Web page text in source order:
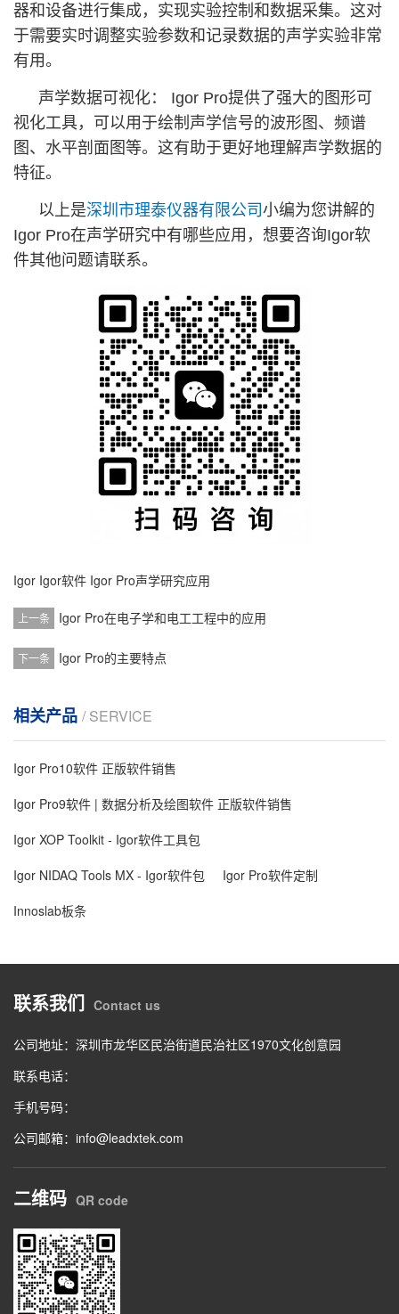
器和设备进行集成，实现实验控制和数据采集。这对
于需要实时调整实验参数和记录数据的声学实验非常
有用。
声学数据可视化： Igor Pro提供了强大的图形可
视化工具，可以用于绘制声学信号的波形图、频谱
图、水平剖面图等。这有助于更好地理解声学数据的
特征。
以上是深圳市理泰仪器有限公司 小编为您讲解的
Igor Pro在声学研究中有哪些应用，想要咨询Igor软
件其他问题请联系。
Igor Igor软件 Igor Pro声学研究应用
上一条 Igor Pro在电子学和电工工程中的应用
下一条 Igor Pro的主要特点
相关产品 / SERVICE
Igor Pro10软件 正版软件销售
Igor Pro9软件 | 数据分析及绘图软件 正版软件销售
Igor XOP Toolkit - Igor软件工具包
Igor NIDAQ Tools MX - Igor软件包
Igor Pro软件定制
Innoslab板条
联系我们 Contact us
公司地址：深圳市龙华区民治街道民治社区1970文化创意园
联系电话：
手机号码：
公司邮箱：info@leadxtek.com
二维码 QR code